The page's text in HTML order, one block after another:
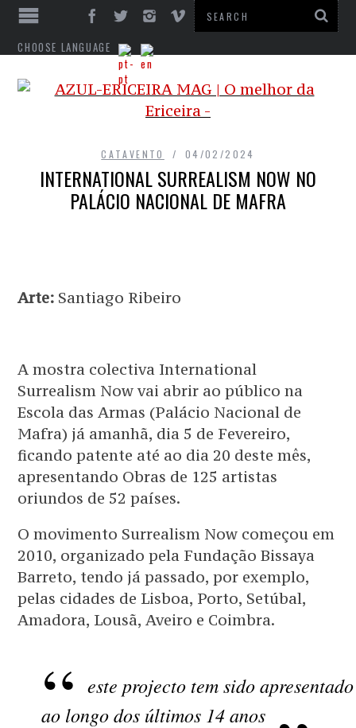
CHOOSE LANGUAGE
CATAVENTO 04/02/2024
INTERNATIONAL SURREALISM NOW NO
PALÁCIO NACIONAL DE MAFRA
Arte: Santiago Ribeiro
A mostra colectiva International
Surrealism Now vai abrir ao público na
Escola das Armas (Palácio Nacional de
Mafra) já amanhã, dia 5 de Fevereiro,
ficando patente até ao dia 20 deste mês,
apresentando Obras de 125 artistas
oriundos de 52 países.
O movimento Surrealism Now começou em
2010, organizado pela Fundação Bissaya
Barreto, tendo já passado, por exemplo,
pelas cidades de Lisboa, Porto, Setúbal,
Amadora, Lousã, Aveiro e Coimbra.
este projecto tem sido apresentado
ao longo dos últimos 14 anos